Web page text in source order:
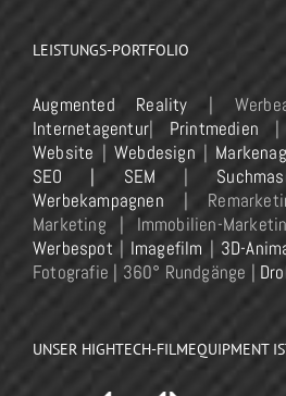
LEISTUNGS-PORTFOLIO
Augmented Reality |
Internetagentur| Printmedien |
Website | Webdesign |
SEO | SEM |
Werbekampagnen |
Marketing | Immobilien-
Werbespot | Imagefilm | 3D-
Fotografie | 360° Rundgänge |
UNSER HIGHTECH-FILMEQUIPMENT